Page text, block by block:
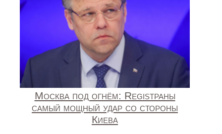
Москва под огнём: Registраны
самый мощный удар со стороны
Киева